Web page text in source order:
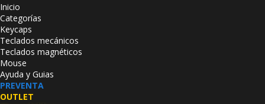
Inicio
Categorías
Keycaps
Teclados mecánicos
Teclados magnéticos
Mouse
Ayuda y Guias
PREVENTA
OUTLET